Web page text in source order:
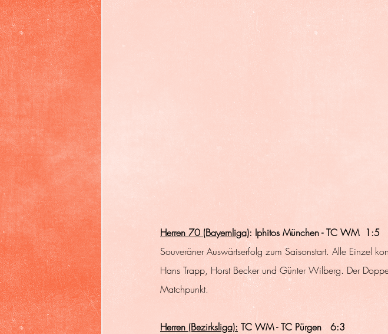
Herren 70 (Bayernliga): Iphitos München - TC WM  1:5
Souveräner Auswärtserfolg zum Saisonstart. Alle Einzel
Hans Trapp, Horst Becker und Günter Wilberg. Der
Matchpunkt.
Herren (Bezirksliga): TC WM - TC Pürgen   6:3